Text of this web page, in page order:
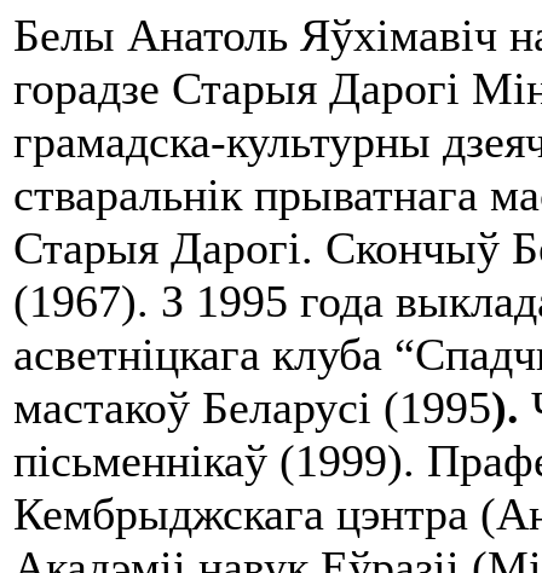
Белы Анатоль Яўхімавіч
горадзе Старыя Дарогі
грамадска-культурны
стваральнік прыватнага
Старыя Дарогі. Скончыў
(1967). З 1995 года
асветніцкага клуба
мастакоў Беларусі (1995).
пісьменнікаў (1999).
Кембрыджскага цэнтра